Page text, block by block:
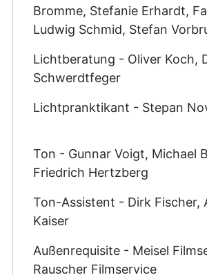
Bromme, Stefanie Erhardt,
Ludwig Schmid, Stefan
Lichtberatung - Oliver Koch,
Schwerdtfeger
Lichtpranktikant - Stepan
Ton - Gunnar Voigt, Michael
Friedrich Hertzberg
Ton-Assistent - Dirk Fischer,
Kaiser
Außenrequisite - Meisel
Rauscher Filmservice